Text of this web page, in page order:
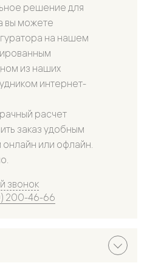
решение для
вы можете
на нашем
из наших
интернет-
расчет
заказ удобным
или офлайн.
звонок
200-46-66